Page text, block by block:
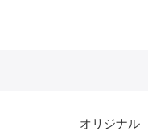
オリジナル